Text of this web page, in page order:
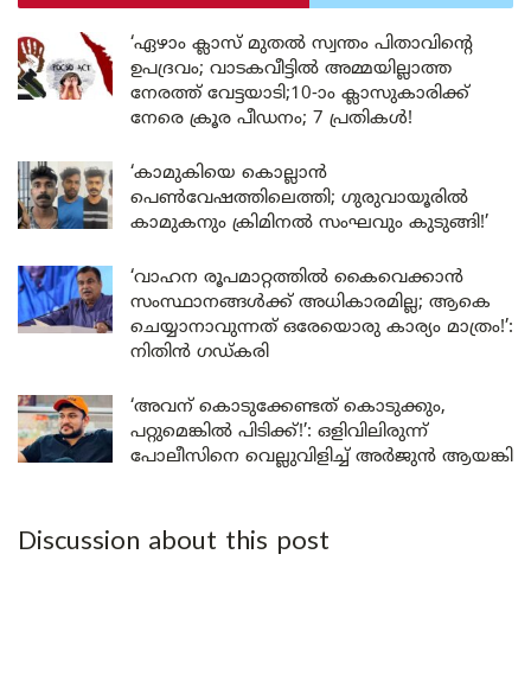
‘ഏഴാം ക്ലാസ് മുതൽ സ്വന്തം പിതാവിന്റെ
ഉപദ്രവം; വാടകവീട്ടിൽ അമ്മയില്ലാത്ത
നേരത്ത് വേട്ടയാടി;10-ാം ക്ലാസുകാരിക്ക്
നേരെ ക്രൂര പീഡനം; 7 പ്രതികൾ!
‘കാമുകിയെ കൊല്ലാൻ
പെൺവേഷത്തിലെത്തി; ഗുരുവായൂരിൽ
കാമുകനും ക്രിമിനൽ സംഘവും കുടുങ്ങി!’
‘വാഹന രൂപമാറ്റത്തിൽ കൈവെക്കാൻ
സംസ്ഥാനങ്ങൾക്ക് അധികാരമില്ല; ആകെ
ചെയ്യാനാവുന്നത് ഒരേയൊരു കാര്യം മാത്രം!’:
നിതിൻ ഗഡ്കരി
‘അവന് കൊടുക്കേണ്ടത് കൊടുക്കും,
പറ്റുമെങ്കിൽ പിടിക്ക്!’: ഒളിവിലിരുന്ന്
പോലീസിനെ വെല്ലുവിളിച്ച് അർജുൻ ആയങ്കി
Discussion about this post